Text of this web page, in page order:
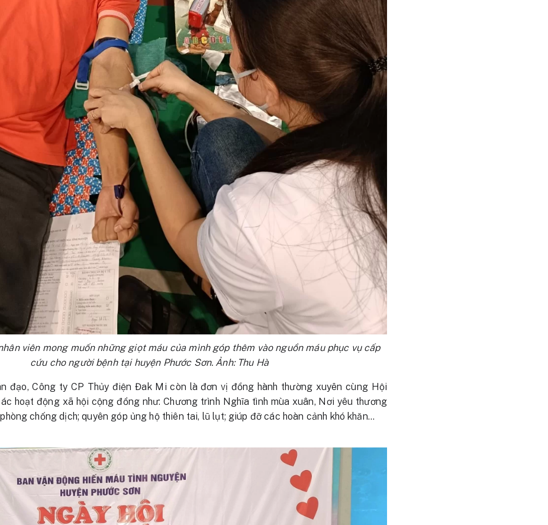
viên mong muốn những giọt máu của mình góp thêm vào nguồn máu phục vụ cấp
cứu cho người bệnh tại huyện Phước Sơn. Ảnh: Thu Hà
đạo, Công ty CP Thủy điện Đak Mi còn là đơn vị đồng hành thường xuyên cùng Hội
hoạt động xã hội cộng đồng như: Chương trình Nghĩa tình mùa xuân, Nơi yêu thương
chống dịch; quyên góp ủng hộ thiên tai, lũ lụt; giúp đỡ các hoàn cảnh khó khăn…